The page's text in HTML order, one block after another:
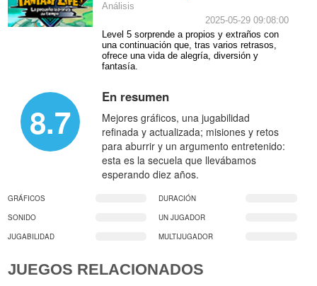
Análisis
2025-05-29 09:08:00
Level 5 sorprende a propios y extraños con
una continuación que, tras varios retrasos,
ofrece una vida de alegría, diversión y
fantasía.
8.7
En resumen
Mejores gráficos, una jugabilidad
refinada y actualizada; misiones y retos
para aburrir y un argumento entretenido:
esta es la secuela que llevábamos
esperando diez años.
GRÁFICOS
DURACIÓN
SONIDO
UN JUGADOR
JUGABILIDAD
MULTIJUGADOR
JUEGOS RELACIONADOS